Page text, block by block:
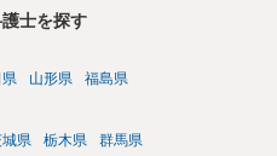
破産を申し立てるという「責任
でしない場合もあるでしょう
夜逃げするよりはマシでしょ
士を探す
山形県 福島県
県 栃木県 群馬県